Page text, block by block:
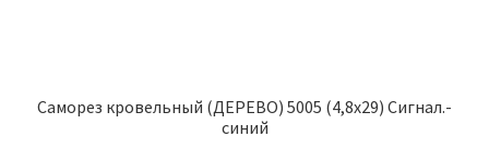
Саморез кровельный (ДЕРЕВО) 5005 (4,8х29) Сигнал.-
синий